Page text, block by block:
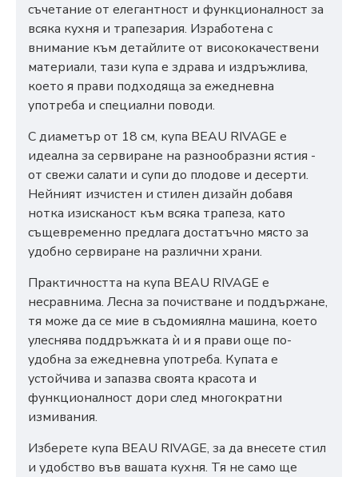
съчетание от елегантност и функционалност за
всяка кухня и трапезария. Изработена с
внимание към детайлите от висококачествени
материали, тази купа е здрава и издръжлива,
което я прави подходяща за ежедневна
употреба и специални поводи.
С диаметър от 18 см, купа BEAU RIVAGE е
идеална за сервиране на разнообразни ястия -
от свежи салати и супи до плодове и десерти.
Нейният изчистен и стилен дизайн добавя
нотка изисканост към всяка трапеза, като
същевременно предлага достатъчно място за
удобно сервиране на различни храни.
Практичността на купа BEAU RIVAGE е
несравнима. Лесна за почистване и поддържане,
тя може да се мие в съдомиялна машина, което
улеснява поддръжката ѝ и я прави още по-
удобна за ежедневна употреба. Купата е
устойчива и запазва своята красота и
функционалност дори след многократни
измивания.
Изберете купа BEAU RIVAGE, за да внесете стил
и удобство във вашата кухня. Тя не само ще